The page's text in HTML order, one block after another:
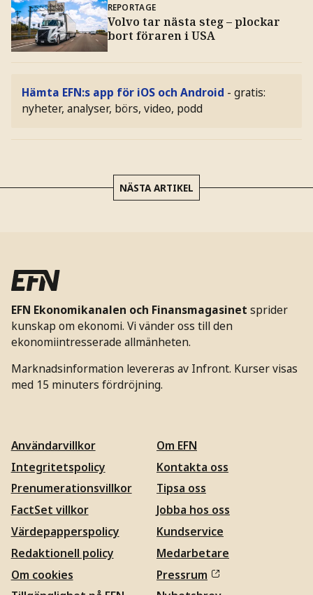
REPORTAGE
Volvo tar nästa steg – plockar
bort föraren i USA
Hämta EFN:s app för iOS och Android - gratis:
nyheter, analyser, börs, video, podd
NÄSTA ARTIKEL
EFN Ekonomikanalen och Finansmagasinet sprider
kunskap om ekonomi. Vi vänder oss till den
ekonomiintresserade allmänheten.
Marknadsinformation levereras av Infront. Kurser visas
med 15 minuters fördröjning.
Användarvillkor
Integritetspolicy
Prenumerationsvillkor
FactSet villkor
Värdepapperspolicy
Redaktionell policy
Om cookies
Om EFN
Kontakta oss
Tipsa oss
Jobba hos oss
Kundservice
Medarbetare
Pressrum